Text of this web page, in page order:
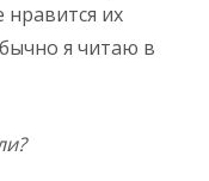
их
я читаю в